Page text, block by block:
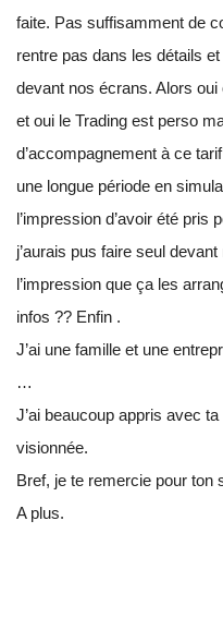
faite. Pas suffisamment de
rentre pas dans les détails
devant nos écrans. Alors
et oui le Trading est perso
d’accompagnement à ce
une longue période en
l’impression d’avoir été pris
j’aurais pus faire seul
l’impression que ça les
infos ?? Enfin .
J’ai une famille et une
…
J’ai beaucoup appris avec
visionnée.
Bref, je te remercie pour ton
A plus.